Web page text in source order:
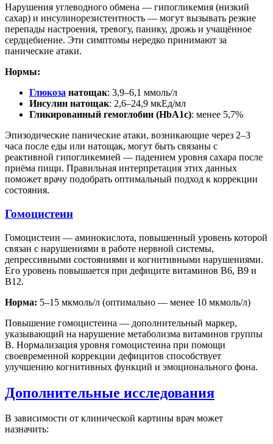
Нарушения углеводного обмена — гипогликемия (низкий
сахар) и инсулинорезистентность — могут вызывать резкие
перепады настроения, тревогу, панику, дрожь и учащённое
сердцебиение. Эти симптомы нередко принимают за
панические атаки.
Нормы:
Глюкоза натощак: 3,9–6,1 ммоль/л
Инсулин натощак: 2,6–24,9 мкЕд/мл
Гликированный гемоглобин (HbA1c): менее 5,7%
Эпизодические панические атаки, возникающие через 2–3
часа после еды или натощак, могут быть связаны с
реактивной гипогликемией — падением уровня сахара после
приёма пищи. Правильная интерпретация этих данных
поможет врачу подобрать оптимальный подход к коррекции
состояния.
Гомоцистеин
Гомоцистеин — аминокислота, повышенный уровень которой
связан с нарушениями в работе нервной системы,
депрессивными состояниями и когнитивными нарушениями.
Его уровень повышается при дефиците витаминов B6, B9 и
B12.
Норма: 5–15 мкмоль/л (оптимально — менее 10 мкмоль/л)
Повышение гомоцистеина — дополнительный маркер,
указывающий на нарушение метаболизма витаминов группы
B. Нормализация уровня гомоцистеина при помощи
своевременной коррекции дефицитов способствует
улучшению когнитивных функций и эмоционального фона.
Дополнительные исследования
В зависимости от клинической картины врач может
назначить: